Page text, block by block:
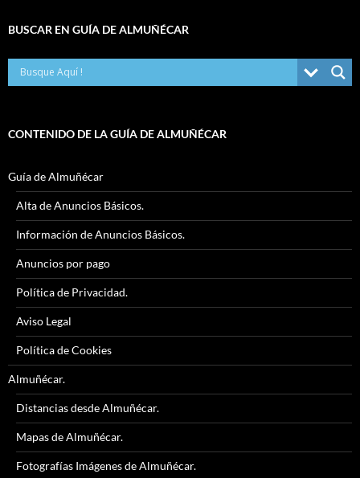
BUSCAR EN GUÍA DE ALMUÑÉCAR
CONTENIDO DE LA GUÍA DE ALMUÑÉCAR
Guía de Almuñécar
Alta de Anuncios Básicos.
Información de Anuncios Básicos.
Anuncios por pago
Política de Privacidad.
Aviso Legal
Política de Cookies
Almuñécar.
Distancias desde Almuñécar.
Mapas de Almuñécar.
Fotografías Imágenes de Almuñécar.